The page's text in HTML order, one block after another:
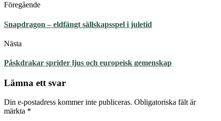
Föregående
Snapdragon – eldfängt sällskapsspel i juletid
Nästa
Påskdrakar sprider ljus och europeisk gemenskap
Lämna ett svar
Din e-postadress kommer inte publiceras. Obligatoriska fält är
märkta *